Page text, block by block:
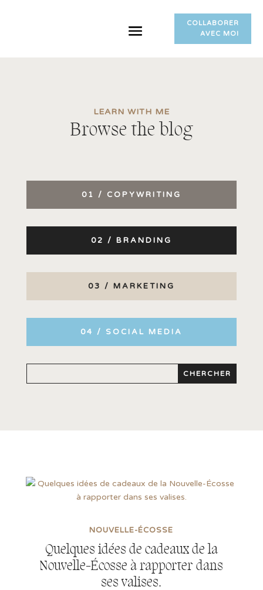
COLLABORER
AVEC MOI
LEARN WITH ME
Browse the blog
01 / COPYWRITING
02 / BRANDING
03 / MARKETING
04 / SOCIAL MEDIA
Quelques idées de cadeaux de la
Nouvelle-Écosse à rapporter dans
ses valises.
NOUVELLE-ÉCOSSE